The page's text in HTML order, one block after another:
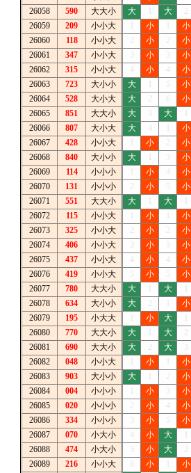
26058
590 大大小 大 大 2
26059
209 小小大 小 小
26060
118 小小大 2 小 2 小
26061
347 小小大 小 小
26062
315 小小大 4 小 4 小
26063
723 大小小 大 5 小
26064
528 大小大 大 2 小
26065
851 大大小 大 大
26066
807 大小大 大 4 小
26067
428 小小大 小 2 小
26068
840 大小小 大 小
26069
114 小小小 小 4 小
26070
131 小小小 2 小 5 小
26071
551 大大小 大 大
26072
115 小小大 小 小
26073
325 小小大 2 小 2 小
26074
406 小小大 小 小
26075
437 小小大 4 小 4 小
26076
419 小小大 5 小 5 小
26077
780 大大小 大 大
26078
634 大小小 大 2 小
26079
195 小大大 小 大
26080
770 大大小 大 大 2
26081
690 大大小 大 2 大
26082
048 小小大 小 小
26083
903 大小小 大 2 小
26084
004 小小小 小 小
26085
020 小小小 2 小 4 小
26086
334 小小小 小 5 小
26087
070 小大小 4 小 大
26088
474 小大小 5 小 大 2
26089
216 小小大 小 小